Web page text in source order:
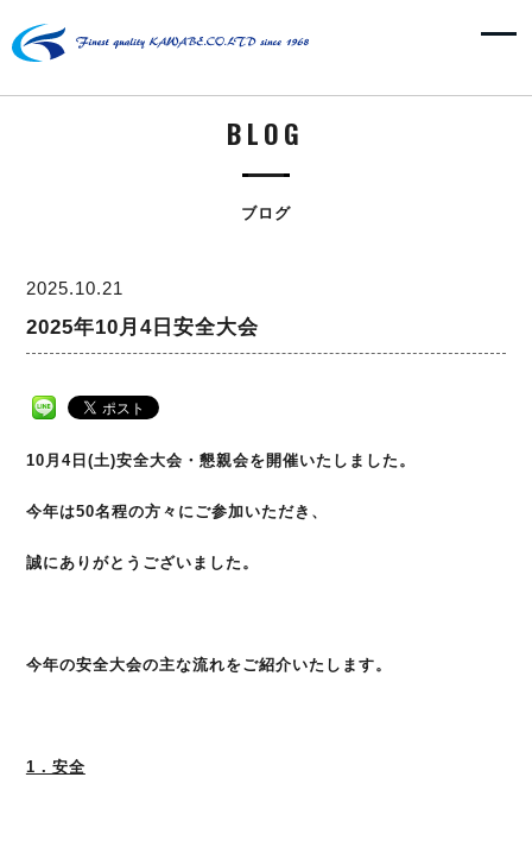
BLOG
ブログ
2025.10.21
2025年10月4日安全大会
10月4日(土)安全大会・懇親会を開催いたしました。
今年は50名程の方々にご参加いただき、
誠にありがとうございました。
今年の安全大会の主な流れをご紹介いたします。
1．安全